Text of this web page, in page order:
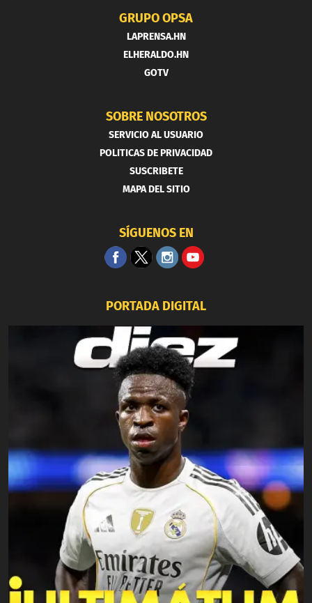
GRUPO OPSA
LAPRENSA.HN
ELHERALDO.HN
GOTV
SOBRE NOSOTROS
SERVICIO AL USUARIO
POLITICAS DE PRIVACIDAD
SUSCRIBETE
MAPA DEL SITIO
SÍGUENOS EN
PORTADA DIGITAL